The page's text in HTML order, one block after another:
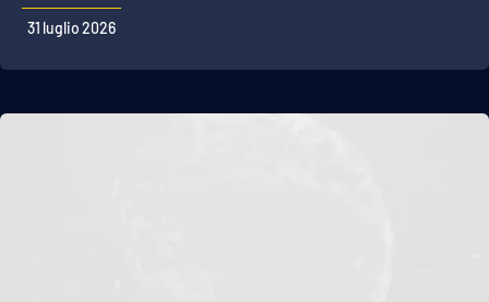
31 luglio 2026